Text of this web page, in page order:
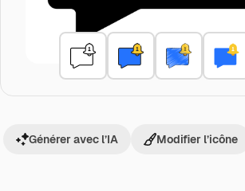
Générer avec l’IA Modifier l’icône